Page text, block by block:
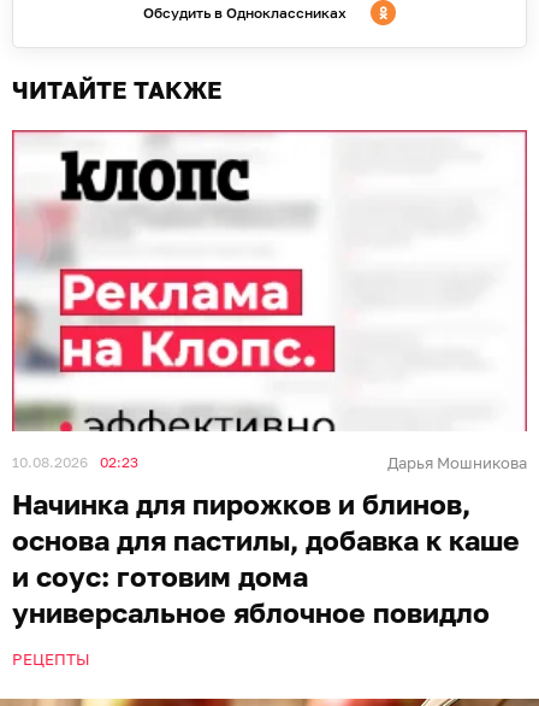
Обсудить в Одноклассниках
ЧИТАЙТЕ ТАКЖЕ
10.08.2026 02:23 Дарья Мошникова
Начинка для пирожков и блинов,
основа для пастилы, добавка к каше
и соус: готовим дома
универсальное яблочное повидло
РЕЦЕПТЫ